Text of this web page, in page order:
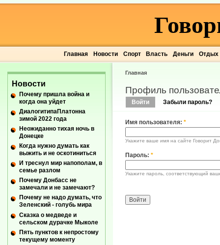
Главная Новости Спорт Власть Деньги Отдых
Главная
Профиль
Войти Забыли пароль?
Имя пользователя: *
Укажите ваше имя на сайте Говорит
Пароль: *
Укажите пароль, соответствующий
Новости
Почему пришла война и
когда она уйдет
ДиалогитипаПлатонна
зимой 2022 года
Неожиданно тихая ночь в
Донецке
Когда нужно думать как
выжить и не оскотиниться
И треснул мир напополам, в
семье разлом
Почему Донбасс не
замечали и не замечают?
Почему не надо думать, что
Зеленский - голубь мира
Сказка о медведе и
сельском дурачке Мыколе
Пять пунктов к непростому
текущему моменту